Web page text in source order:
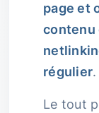
page et
contenu
régulier.
Le tout